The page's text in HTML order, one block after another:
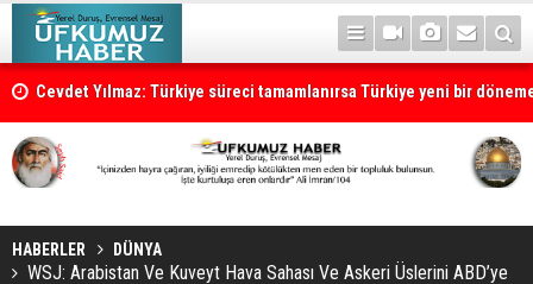
Cevdet Yılmaz: Türkiye süreci tamamlanırsa Türkiye yeni bir
HABERLER DÜNYA
WSJ: Arabistan Ve Kuveyt Hava Sahası Ve Askeri Üslerini ABD’ye